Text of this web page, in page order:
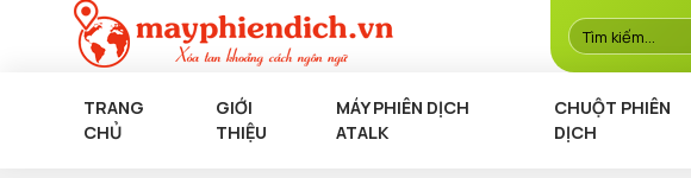
TRANG
CHỦ
GIỚI
THIỆU
MÁY PHIÊN DỊCH
ATALK
CHUỘT PHIÊN
DỊCH